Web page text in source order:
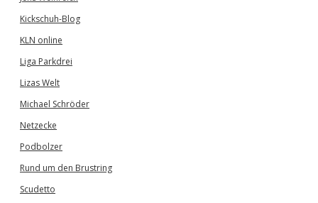
Kickschuh-Blog
KLN online
Liga Parkdrei
Lizas Welt
Michael Schröder
Netzecke
Podbolzer
Rund um den Brustring
Scudetto